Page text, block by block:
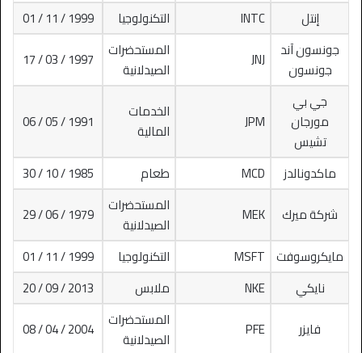
إنتل
INTC التكنولوجيا
1999 / 11 / 01
جونسون آند
جونسون
JNJ
المستحضرات
الصيدلانية
1997 / 03 / 17
جي بي
مورجان
تشيس
JPM
الخدمات
المالية
1991 / 05 / 06
ماكدونالدز MCD طعام
1985 / 10 / 30
شركة ميرك
MEK
المستحضرات
الصيدلانية
1979 / 06 / 29
مايكروسوفت MSFT التكنولوجيا
1999 / 11 / 01
نايكي
NKE ملابس
2013 / 09 / 20
فايزر
PFE
المستحضرات
الصيدلانية
2004 / 04 / 08